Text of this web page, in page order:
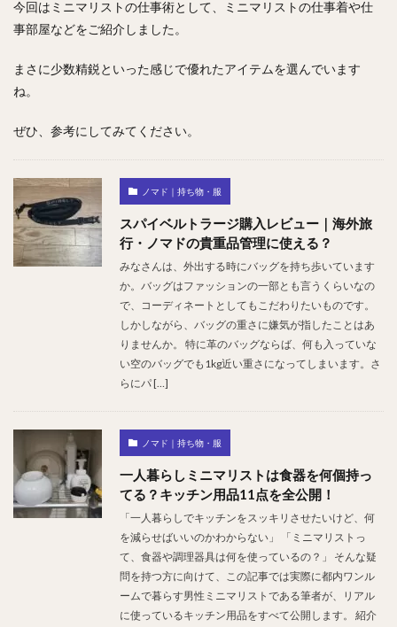
今回はミニマリストの仕事術として、ミニマリストの仕事着や仕
事部屋などをご紹介しました。
まさに少数精鋭といった感じで優れたアイテムを選んでいます
ね。
ぜひ、参考にしてみてください。
ノマド｜持ち物・服
スパイベルトラージ購入レビュー｜海外旅
行・ノマドの貴重品管理に使える？
みなさんは、外出する時にバッグを持ち歩いています
か。バッグはファッションの一部とも言うくらいなの
で、コーディネートとしてもこだわりたいものです。
しかしながら、バッグの重さに嫌気が指したことはあ
りませんか。 特に革のバッグならば、何も入っていな
い空のバッグでも1kg近い重さになってしまいます。さ
らにパ […]
ノマド｜持ち物・服
一人暮らしミニマリストは食器を何個持っ
てる？キッチン用品11点を全公開！
「一人暮らしでキッチンをスッキリさせたいけど、何
を減らせばいいのかわからない」 「ミニマリストっ
て、食器や調理器具は何を使っているの？」 そんな疑
問を持つ方に向けて、この記事では実際に都内ワンル
ームで暮らす男性ミニマリストである筆者が、リアル
に使っているキッチン用品をすべて公開します。 紹介